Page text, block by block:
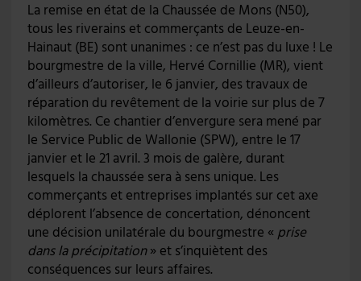
La remise en état de la Chaussée de Mons (N50),
tous les riverains et commerçants de Leuze-en-
Hainaut (BE) sont unanimes : ce n’est pas du luxe ! Le
bourgmestre de la ville, Hervé Cornillie (MR), vient
d’ailleurs d’autoriser, le 6 janvier, des travaux de
réparation du revêtement de la voirie sur plus de 7
kilomètres. Ce chantier d’envergure sera mené par
le Service Public de Wallonie (SPW), entre le 17
janvier et le 21 avril. 3 mois de galère, durant
lesquels la chaussée sera à sens unique. Les
commerçants et entreprises implantés sur cet axe
déplorent l’absence de concertation, dénoncent
une décision unilatérale du bourgmestre « prise
dans la précipitation» et s’inquiètent des
conséquences sur leurs affaires.